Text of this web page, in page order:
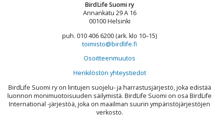
BirdLife Suomi ry
Annankatu 29 A 16
00100 Helsinki
puh. 010 406 6200 (ark. klo 10–15)
toimisto@birdlife.fi
Osoitteenmuutos
Henkilöstön yhteystiedot
BirdLife Suomi ry on lintujen suojelu- ja harrastusjärjestö, joka edistää
luonnon monimuotoisuuden säilymistä. BirdLife Suomi on osa BirdLife
International -järjestöä, joka on maailman suurin ympäristöjärjestöjen
verkosto.